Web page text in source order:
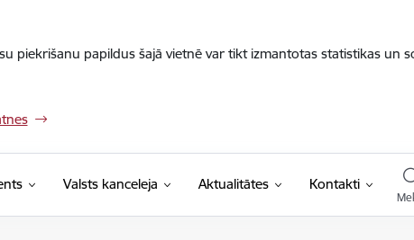
piekrišanu papildus šajā vietnē var tikt izmantotas statistikas un
Valsts kanceleja Aktualitātes Kontakti